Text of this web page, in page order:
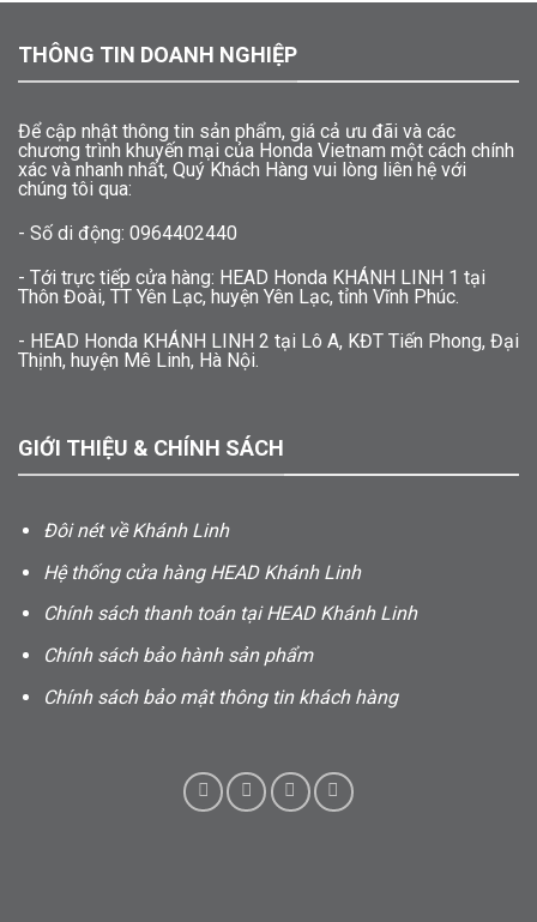
THÔNG TIN DOANH NGHIỆP
Để cập nhật thông tin sản phẩm, giá cả ưu đãi và các
chương trình khuyến mại của Honda Vietnam một cách chính
xác và nhanh nhất, Quý Khách Hàng vui lòng liên hệ với
chúng tôi qua:
- Số di động: 0964402440
- Tới trực tiếp cửa hàng: HEAD Honda KHÁNH LINH 1 tại
Thôn Đoài, TT Yên Lạc, huyện Yên Lạc, tỉnh Vĩnh Phúc.
- HEAD Honda KHÁNH LINH 2 tại Lô A, KĐT Tiến Phong, Đại
Thịnh, huyện Mê Linh, Hà Nội.
GIỚI THIỆU & CHÍNH SÁCH
Đôi nét về Khánh Linh
Hệ thống cửa hàng HEAD Khánh Linh
Chính sách thanh toán tại HEAD Khánh Linh
Chính sách bảo hành sản phẩm
Chính sách bảo mật thông tin khách hàng